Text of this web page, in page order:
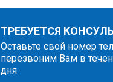
ТРЕБУЕТСЯ
Оставьте свой номер
перезвоним Вам в
дня